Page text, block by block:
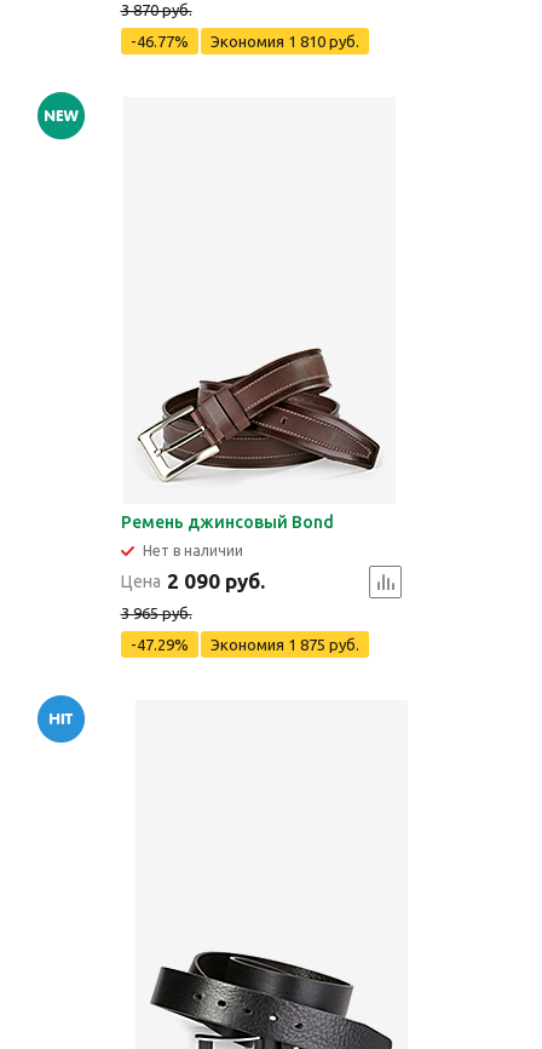
3 870 руб.
-46.77%
Экономия 1 810 руб.
Ремень джинсовый Bond
Нет в наличии
Цена 2 090 руб.
3 965 руб.
-47.29%
Экономия 1 875 руб.